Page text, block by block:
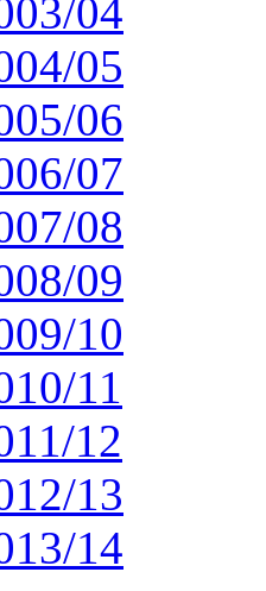
04
05
06
07
08
09
10
11
12
13
14